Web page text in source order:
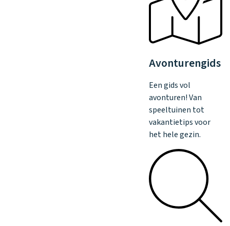
Avonturengids
Een gids vol
avonturen! Van
speeltuinen tot
vakantietips voor
het hele gezin.